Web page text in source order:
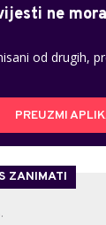
ne
od drugih,
PREUZMI
ZANIMATI